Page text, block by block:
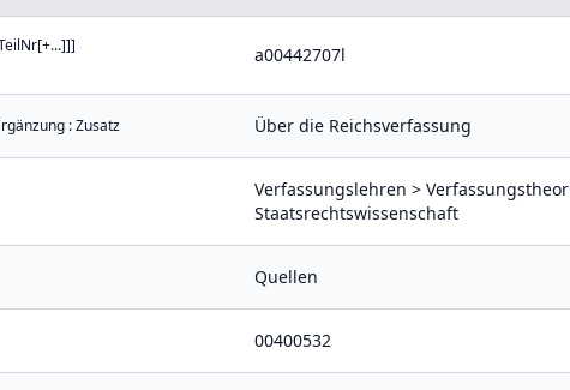
a00442707l
: Zusatz Über die Reichsverfassung
Verfassungslehren >
Staatsrechtswissenschaft
Quellen
00400532